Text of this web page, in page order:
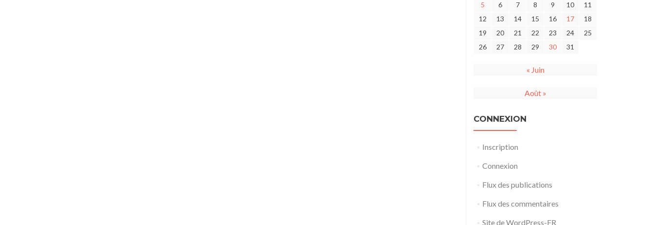
5
6 7 8 9 10
11
12
13 14 15 16 17
18
19
20 21 22 23 24
25
26
27 28 29 30 31
« Juin
Août »
CONNEXION
Inscription
Connexion
Flux des publications
Flux des commentaires
Site de WordPress-FR